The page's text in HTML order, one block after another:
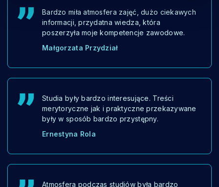
Bardzo miła atmosfera zajęć, dużo ciekawych
informacji, przydatna wiedza, która
poszerzyła moje kompetencje zawodowe.
Małgorzata Przydział
Studia były bardzo interesujące. Treści
merytoryczne jak i praktyczne przekazywane
były w sposób bardzo przystępny.
Ernestyna Rola
Atmosfera podczas studiów była bardzo